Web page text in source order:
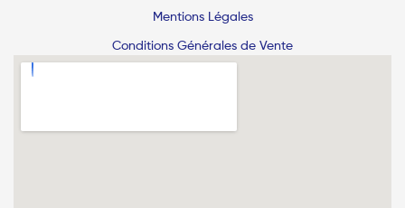
Mentions Légales
Conditions Générales de Vente